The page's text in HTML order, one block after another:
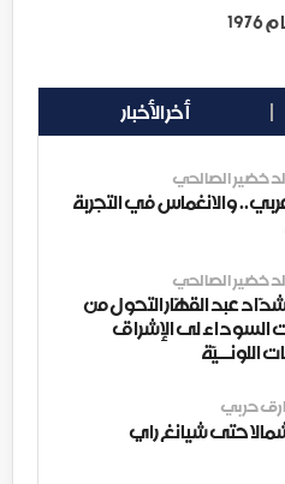
أخر الأخبار
خضير الصالحي
والانغماس في التجربة
خضير الصالحي
عبد القهّار التحول من
السوداء لى الإشراق
اللونــيّة
حربي
شمالا حتى شيانغ راي